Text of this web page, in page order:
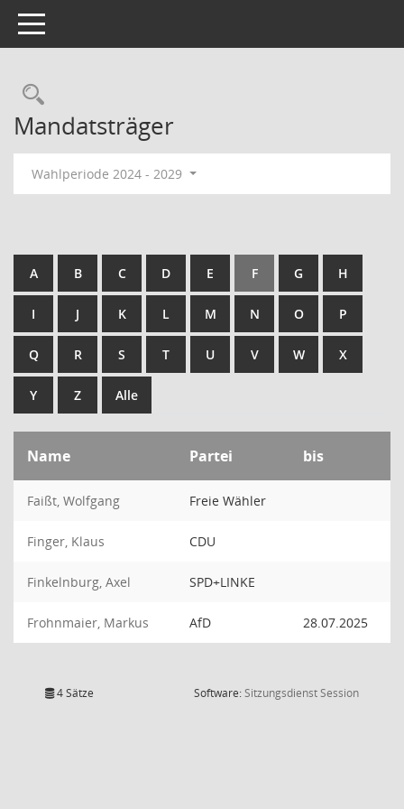
Toggle navigation
Rechercheauswahl
Mandatsträger
Wahlperiode 2024 - 2029
A B C D E F G H
I J K L M N O P
Q R S T U V W X
Y Z Alle
Name Partei bis
Faißt, Wolfgang Freie Wähler
Finger, Klaus CDU
Finkelnburg, Axel SPD+LINKE
Frohnmaier, Markus AfD 28.07.2025
4 Sätze Software:SitzungsdienstSession(Wird in